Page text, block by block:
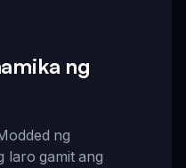
ng
ng
laro gamit ang